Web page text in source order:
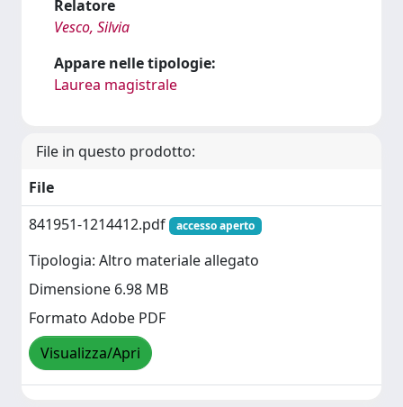
Relatore
Vesco, Silvia
Appare nelle tipologie:
Laurea magistrale
File in questo prodotto:
File
841951-1214412.pdf
accesso aperto
Tipologia: Altro materiale allegato
Dimensione 6.98 MB
Formato Adobe PDF
Visualizza/Apri